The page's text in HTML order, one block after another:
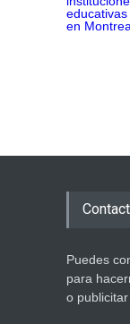
Puedes
para
o publicitar